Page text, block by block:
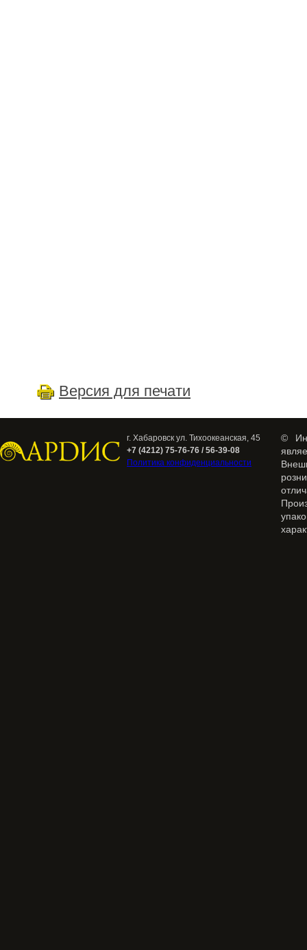
Версия для печати
г. Хабаровск ул. Тихоокеанская, 45
+7 (4212) 75-76-76 / 56-39-08
Политика конфиденциальности
©